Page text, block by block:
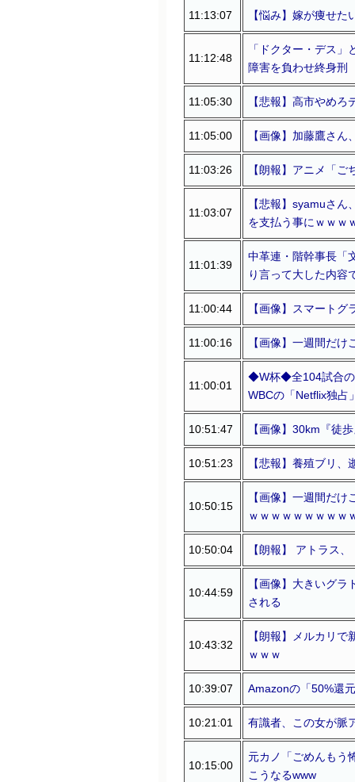
11:13:07 【悩み】嫁が痩せ
11:12:48
「ドクター・デス
障害を負わせ終身刑
11:05:30 【悲報】高市やめ
11:05:00 【画像】加藤鷹さ
11:03:26 【朗報】アニメ「
11:03:07
【悲報】syamuさ
を支払う事にｗｗｗ
11:01:39
中革連・階幹事長「
り言って大した内容
11:00:44 【画像】スマート
11:00:16 【画像】一週間だ
11:00:01
◆W杯◆全104試合の
WBCの「Netflix独占
10:51:47 【画像】30km『徒
10:51:23 【悲報】養殖ブリ、
10:50:15
【画像】一週間だ
ｗｗｗｗｗｗｗｗｗ
10:50:04 【朗報】 アトラス
10:44:59
【画像】大きいグ
される
10:43:32
【朗報】メルカリ
ｗｗｗ
10:39:07 Amazonの「50%還
10:21:01 有識者、この女が脈
10:15:00
元カノ「ごめんも
こうなるwww